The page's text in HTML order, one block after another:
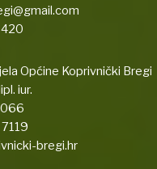
Općine Koprivnički Bregi
iur.
bregi.hr